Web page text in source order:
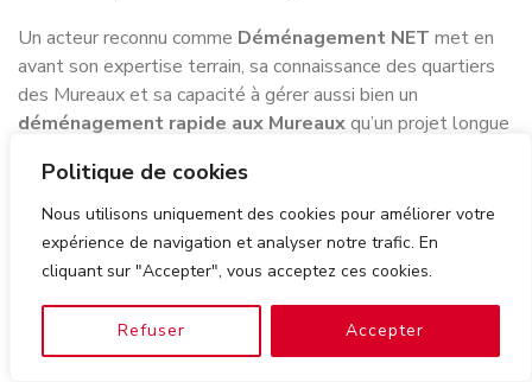
Politique de cookies
Nous utilisons uniquement des cookies pour améliorer votre
expérience de navigation et analyser notre trafic. En
cliquant sur "Accepter", vous acceptez ces cookies.
Refuser Accepter
Un acteur reconnu comme Déménagement NET met en
avant son expertise terrain, sa connaissance des quartiers
des Mureaux et sa capacité à gérer aussi bien un
déménagement rapide aux Mureauxqu’un projet longue
Se méfier des signaux d’alerte courants
Certains comportements doivent inciter à la prudence :
absence d’adresse physique, refus de fournir un devis écrit,
acompte excessif exigé immédiatement, manque